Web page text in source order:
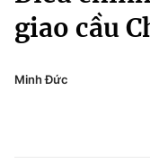
Chuyên mục
Chính trị
Kinh tế
Thể thao
Văn hóa - Giải
giao cầu
Minh Đức